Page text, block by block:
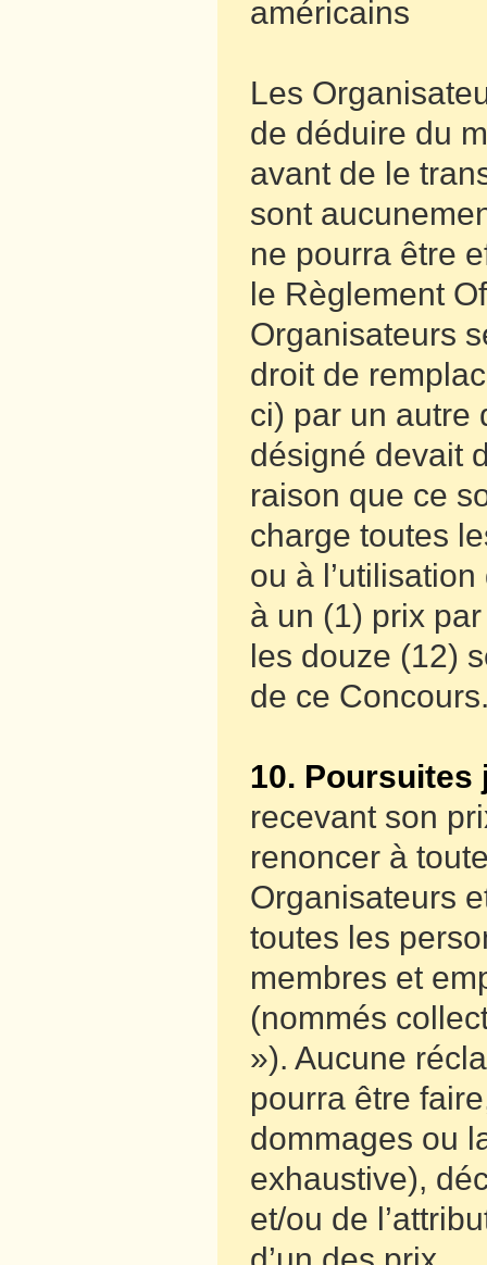
américains
Les
de déduire du
avant de le
sont
ne pourra être
le Règlement
Organisateurs
droit de
ci) par un autre
désigné devait
raison que ce
charge toutes
ou à
à un (1) prix
les douze (12)
de ce
10.
recevant son
renoncer à
Organisateurs
toutes les
membres et
(nommés
»). Aucune
pourra être
dommages ou
exhaustive),
et/ou de